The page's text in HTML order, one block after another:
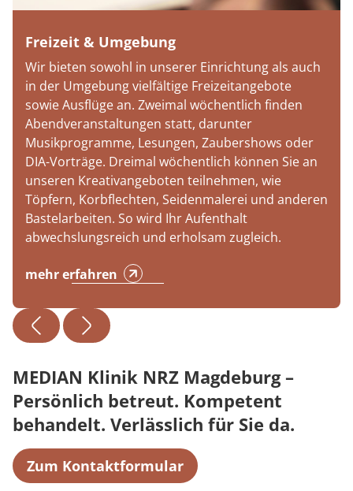
Freizeit & Umgebung
Wir bieten sowohl in unserer Einrichtung als auch
in der Umgebung vielfältige Freizeitangebote
sowie Ausflüge an. Zweimal wöchentlich finden
Abendveranstaltungen statt, darunter
Musikprogramme, Lesungen, Zaubershows oder
DIA-Vorträge. Dreimal wöchentlich können Sie an
unseren Kreativangeboten teilnehmen, wie
Töpfern, Korbflechten, Seidenmalerei und anderen
Bastelarbeiten. So wird Ihr Aufenthalt
abwechslungsreich und erholsam zugleich.
mehr erfahren
MEDIAN Klinik NRZ Magdeburg –
Persönlich betreut. Kompetent
behandelt. Verlässlich für Sie da.
Zum Kontaktformular